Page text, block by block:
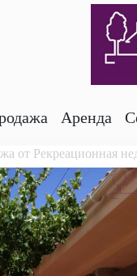
Аренда
от Рекреационная